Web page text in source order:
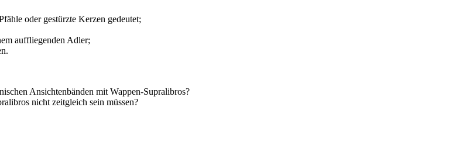
oder gestürzte Kerzen gedeutet;
auffliegenden Adler;
Ansichtenbänden mit Wappen-Supralibros?
nicht zeitgleich sein müssen?